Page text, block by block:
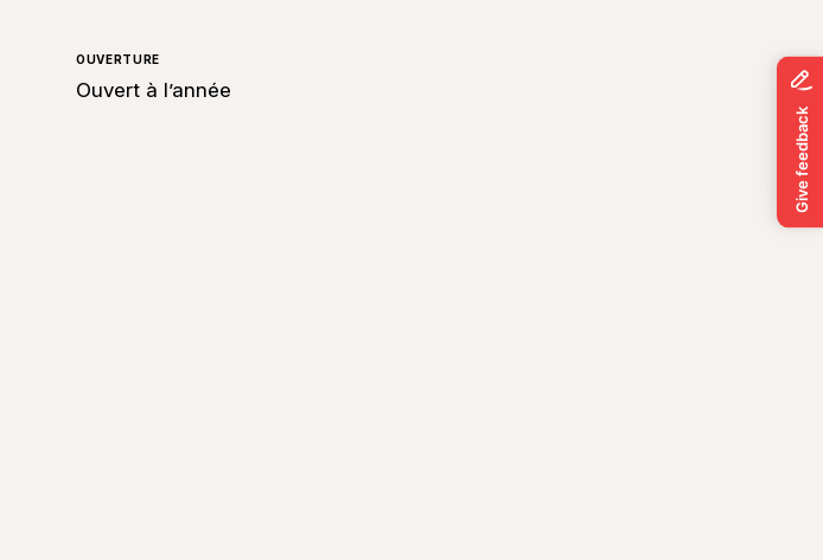
OUVERTURE
Ouvert à l’année